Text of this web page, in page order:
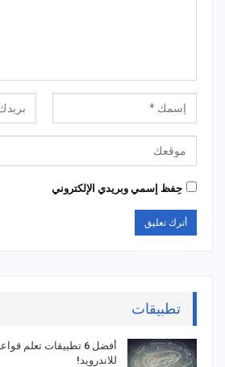
حِفظ إسمي وبريدي الإلكتروني
تطبيقات
أفضل 6 تطبيقات تعلم
للاندرويد!